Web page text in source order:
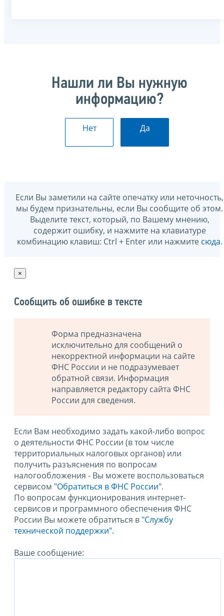
Нашли ли Вы нужную
информацию?
Нет Да
Если Вы заметили на сайте опечатку или неточность,
мы будем признательны, если Вы сообщите об этом.
Выделите текст, который, по Вашему мнению,
содержит ошибку, и нажмите на клавиатуре
комбинацию клавиш: Ctrl + Enter или нажмите сюда.
×
Сообщить об ошибке в тексте
Форма предназначена
исключительно для сообщений о
некорректной информации на сайте
ФНС России и не подразумевает
обратной связи. Информация
направляется редактору сайта ФНС
России для сведения.
Если Вам необходимо задать какой-либо вопрос
о деятельности ФНС России (в том числе
территориальных налоговых органов) или
получить разъяснения по вопросам
налогообложения - Вы можете воспользоваться
сервисом "Обратиться в ФНС России".
По вопросам функционирования интернет-
сервисов и программного обеспечения ФНС
России Вы можете обратиться в "Службу
технической поддержки".
Ваше сообщение: